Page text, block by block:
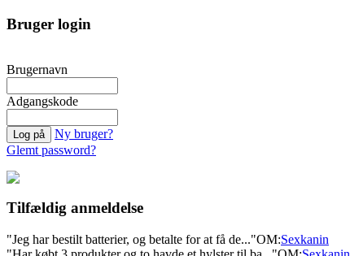
Bruger login
Brugernavn
Adgangskode
Ny bruger?
Glemt password?
Tilfældig anmeldelse
"Jeg har bestilt batterier, og betalte for at få de..."OM:Sexkanin